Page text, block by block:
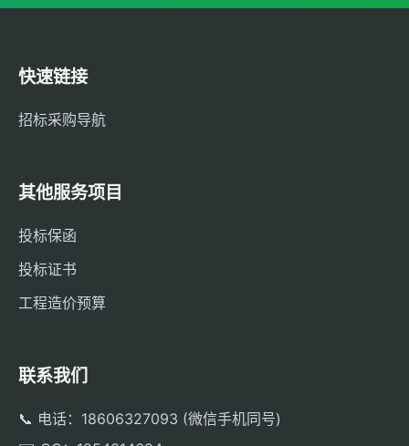
快速链接
招标采购导航
其他服务项目
投标保函
投标证书
工程造价预算
联系我们
📞 电话：18606327093 (微信手机同号)